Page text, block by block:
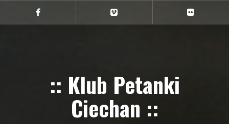
treści
Ciechan
na
na
na
:: Klub Petanki
Ciechan ::